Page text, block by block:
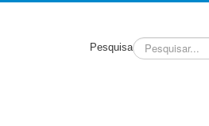
Pesquisa